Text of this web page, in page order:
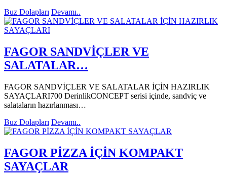
Buz Dolapları Devamı..
FAGOR SANDVİÇLER VE
SALATALAR…
FAGOR SANDVİÇLER VE SALATALAR İÇİN HAZIRLIK
SAYAÇLARI700 DerinlikCONCEPT serisi içinde, sandviç ve
salataların hazırlanması…
Buz Dolapları Devamı..
FAGOR PİZZA İÇİN KOMPAKT
SAYAÇLAR